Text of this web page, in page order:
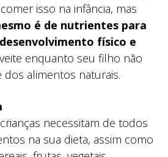
isso na infância, mas
é de nutrientes para
físico e
enquanto seu filho não
dos alimentos naturais.
necessitam de todos
na sua dieta, assim como